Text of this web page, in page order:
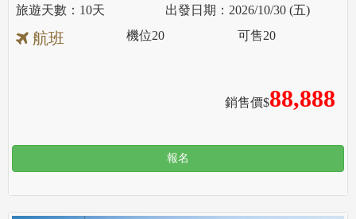
10天 2026/10/30 (五)
航班
銷售價$88,888
機位20 可售20
報名